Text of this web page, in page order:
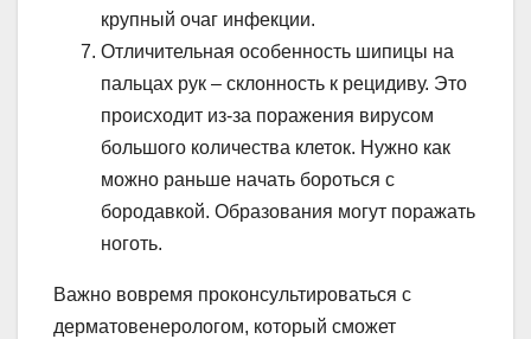
крупный очаг инфекции.
Отличительная особенность шипицы на
пальцах рук – склонность к рецидиву. Это
происходит из-за поражения вирусом
большого количества клеток. Нужно как
можно раньше начать бороться с
бородавкой. Образования могут поражать
ноготь.
Важно вовремя проконсультироваться с
дерматовенерологом, который сможет